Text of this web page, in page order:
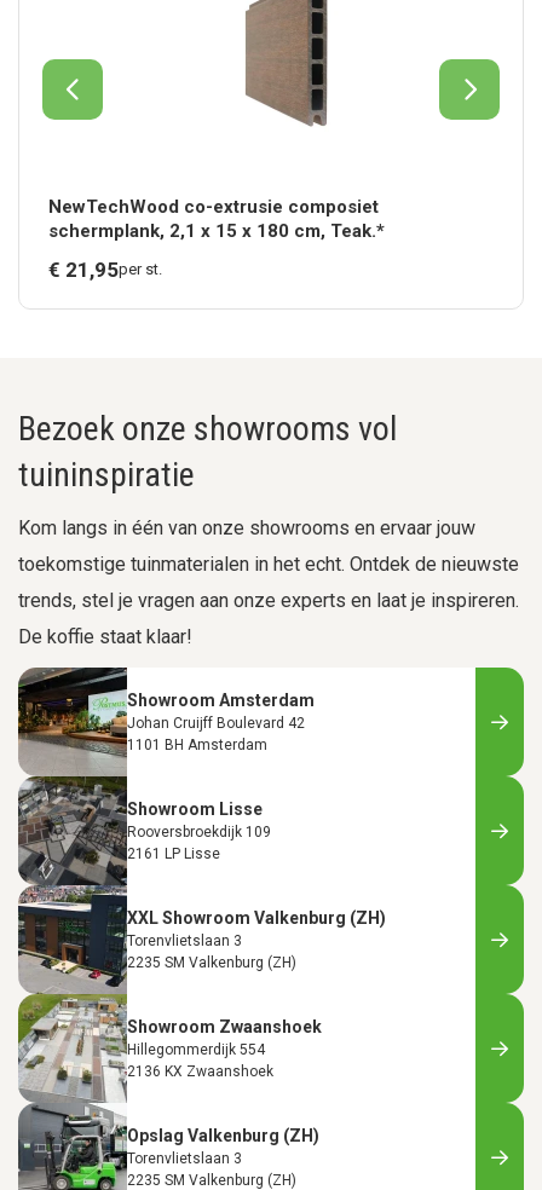
NewTechWood co-extrusie composiet
schermplank, 2,1 x 15 x 180 cm, Teak.*
€ 21,95per st.
Bezoek onze showrooms vol
tuininspiratie
Kom langs in één van onze showrooms en ervaar jouw
toekomstige tuinmaterialen in het echt. Ontdek de nieuwste
trends, stel je vragen aan onze experts en laat je inspireren.
De koffie staat klaar!
Showroom Amsterdam
Johan Cruijff Boulevard 42
1101 BH Amsterdam
Showroom Lisse
Rooversbroekdijk 109
2161 LP Lisse
XXL Showroom Valkenburg (ZH)
Torenvlietslaan 3
2235 SM Valkenburg (ZH)
Showroom Zwaanshoek
Hillegommerdijk 554
2136 KX Zwaanshoek
Opslag Valkenburg (ZH)
Torenvlietslaan 3
2235 SM Valkenburg (ZH)